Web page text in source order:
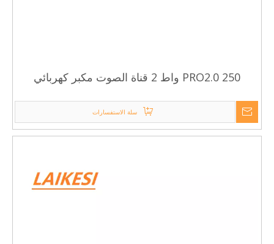
PRO2.0 250 واط 2 قناة الصوت مكبر كهربائي
سلة الاستفسارات